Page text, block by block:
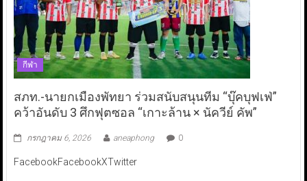
กีฬา
สภท.-นายกเมืองพัทยา ร่วมสนับสนุนทีม “บุ๊คบุฟเฟ่”
คว้าอันดับ 3 ศึกฟุตซอล “เกาะล้าน × นัควีย์ คัพ”
กรกฎาคม 6, 2026 aneaphong 0
FacebookFacebookXTwitter